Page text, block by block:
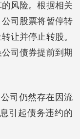
风险。根据相关
司股票将暂停转
让并停止转股。
司债券提前到期
司仍然存在因流
引起债务违约的